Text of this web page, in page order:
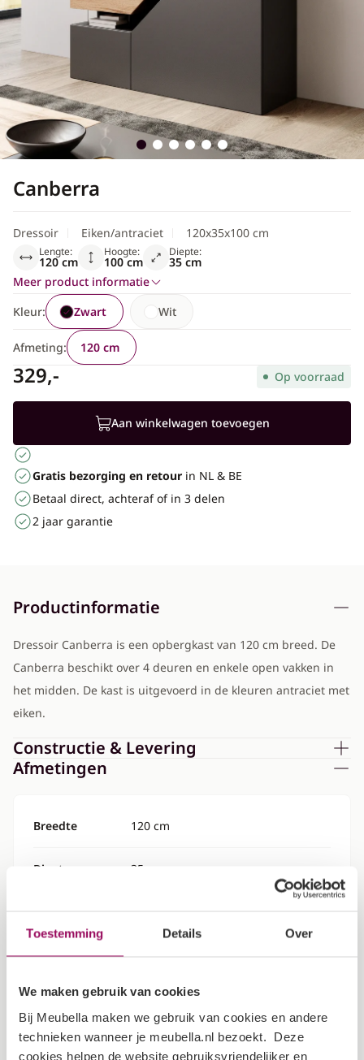
Toestemming Details Over
We maken gebruik van cookies
Bij Meubella maken we gebruik van cookies en andere
technieken wanneer je meubella.nl bezoekt. Deze
cookies helpen de website gebruiksvriendelijker en
Scandinavisch
Canberra
Dressoir Eiken/antraciet 120x35x100 cm
Lengte:
120 cm
Hoogte:
100 cm
Diepte:
35 cm
Meer product informatie
Kleur:
Zwart Wit
Afmeting: 120 cm
329,- Op voorraad
Aan winkelwagen toevoegen
Gratis bezorging en retour in NL & BE
Betaal direct, achteraf of in 3 delen
2 jaar garantie
Productinformatie
Dressoir Canberra is een opbergkast van 120 cm breed. De
Canberra beschikt over 4 deuren en enkele open vakken in
het midden. De kast is uitgevoerd in de kleuren antraciet met
eiken.
Constructie & Levering
Afmetingen
Breedte 120 cm
Diepte 35 cm
Specificaties
Kleur Eiken met antraciet
Garantietermijn 2 jaar